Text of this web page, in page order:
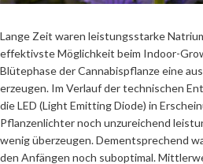
Lange Zeit waren leistungsstarke
effektivste Möglichkeit beim Indoor-
Blütephase der Cannabispflanze eine
erzeugen. Im Verlauf der technischen
die LED (Light Emitting Diode) in
Pflanzenlichter noch unzureichend
wenig überzeugen. Dementsprechend
den Anfängen noch suboptimal.